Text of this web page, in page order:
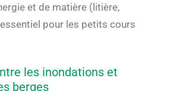
et de matière (litière,
pour les petits cours
les inondations et
berges